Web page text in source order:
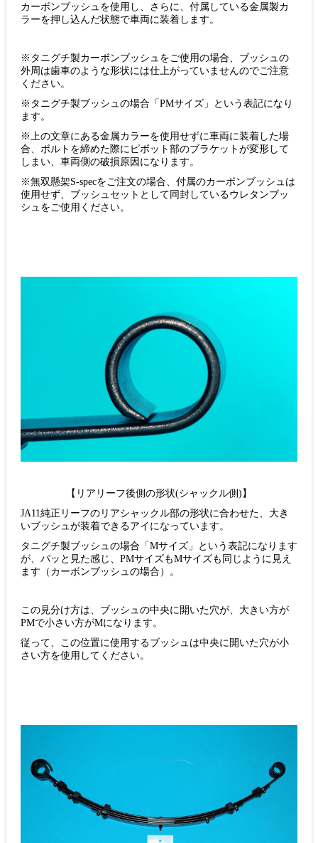
カーボンブッシュを使用し、さらに、付属している金属製カ
ラーを押し込んだ状態で車両に装着します。
※タニグチ製カーボンブッシュをご使用の場合、ブッシュの
外周は歯車のような形状には仕上がっていませんのでご注意
ください。
※タニグチ製ブッシュの場合「PMサイズ」という表記になり
ます。
※上の文章にある金属カラーを使用せずに車両に装着した場
合、ボルトを締めた際にピボット部のブラケットが変形して
しまい、車両側の破損原因になります。
※無双懸架S-specをご注文の場合、付属のカーボンブッシュは
使用せず、ブッシュセットとして同封しているウレタンブッ
シュをご使用ください。
【リアリーフ後側の形状(シャックル側)】
JA11純正リーフのリアシャックル部の形状に合わせた、大き
いブッシュが装着できるアイになっています。
タニグチ製ブッシュの場合「Mサイズ」という表記になります
が、パッと見た感じ、PMサイズもMサイズも同じように見え
ます（カーボンブッシュの場合）。
この見分け方は、ブッシュの中央に開いた穴が、大きい方が
PMで小さい方がMになります。
従って、この位置に使用するブッシュは中央に開いた穴が小
さい方を使用してください。